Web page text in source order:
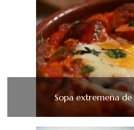
Sopa extremeña